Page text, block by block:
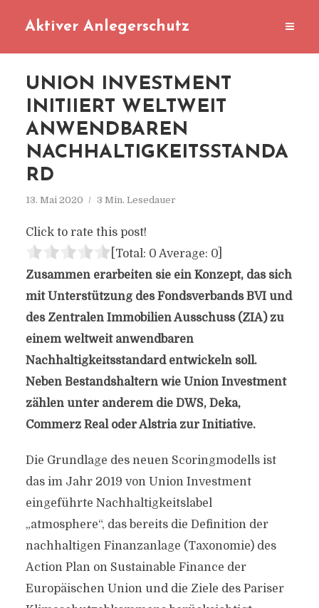
Aktiver Anlegerschutz
UNION INVESTMENT
INITIIERT WELTWEIT
ANWENDBAREN
NACHHALTIGKEITSSTANDA
RD
13. Mai 2020 3 Min. Lesedauer
Click to rate this post!
[Total: 0 Average: 0]
Zusammen erarbeiten sie ein Konzept, das sich
mit Unterstützung des Fondsverbands BVI und
des Zentralen Immobilien Ausschuss (ZIA) zu
einem weltweit anwendbaren
Nachhaltigkeitsstandard entwickeln soll.
Neben Bestandshaltern wie Union Investment
zählen unter anderem die DWS, Deka,
Commerz Real oder Alstria zur Initiative.
Die Grundlage des neuen Scoringmodells ist
das im Jahr 2019 von Union Investment
eingeführte Nachhaltigkeitslabel
„atmosphere“, das bereits die Definition der
nachhaltigen Finanzanlage (Taxonomie) des
Action Plan on Sustainable Finance der
Europäischen Union und die Ziele des Pariser